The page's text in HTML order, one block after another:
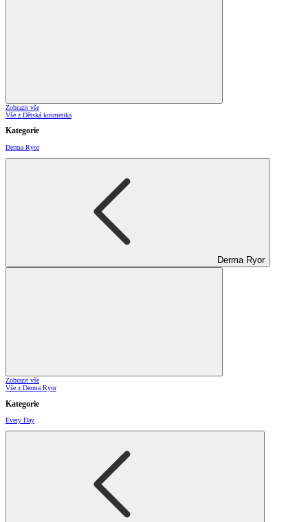
Zobrazit vše
Vše z Dětská kosmetika
Kategorie
Derma Ryor
Derma Ryor
Zobrazit vše
Vše z Derma Ryor
Kategorie
Every Day